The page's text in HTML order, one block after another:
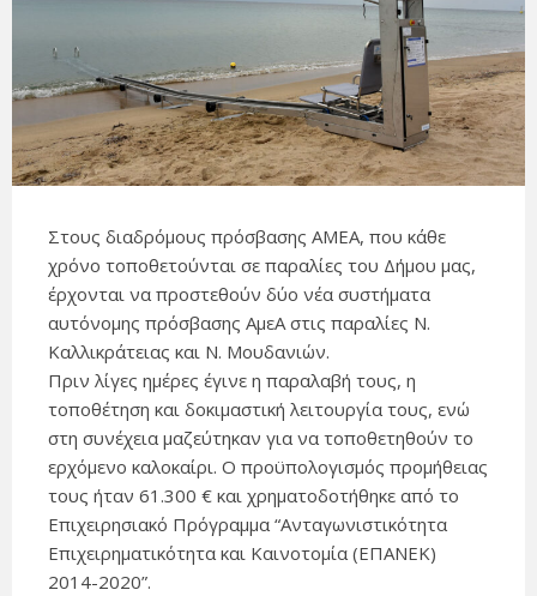
Στους διαδρόμους πρόσβασης ΑΜΕΑ, που κάθε
χρόνο τοποθετούνται σε παραλίες του Δήμου μας,
έρχονται να προστεθούν δύο νέα συστήματα
αυτόνομης πρόσβασης ΑμεΑ στις παραλίες Ν.
Καλλικράτειας και Ν. Μουδανιών.
Πριν λίγες ημέρες έγινε η παραλαβή τους, η
τοποθέτηση και δοκιμαστική λειτουργία τους, ενώ
στη συνέχεια μαζεύτηκαν για να τοποθετηθούν το
ερχόμενο καλοκαίρι. Ο προϋπολογισμός προμήθειας
τους ήταν 61.300 € και χρηματοδοτήθηκε από το
Επιχειρησιακό Πρόγραμμα “Ανταγωνιστικότητα
Επιχειρηματικότητα και Καινοτομία (ΕΠΑΝΕΚ)
2014-2020”.